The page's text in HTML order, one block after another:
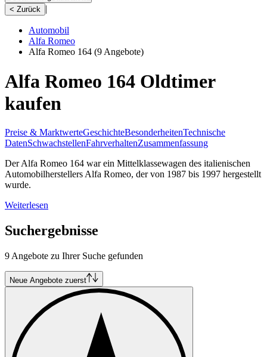
< Zurück |
Automobil
Alfa Romeo
Alfa Romeo 164 (9 Angebote)
Alfa Romeo 164 Oldtimer
kaufen
Preise & MarktwerteGeschichteBesonderheitenTechnische
DatenSchwachstellenFahrverhaltenZusammenfassung
Der Alfa Romeo 164 war ein Mittelklassewagen des italienischen
Automobilherstellers Alfa Romeo, der von 1987 bis 1997 hergestellt
wurde.
Weiterlesen
Suchergebnisse
9 Angebote zu Ihrer Suche gefunden
Neue Angebote zuerst